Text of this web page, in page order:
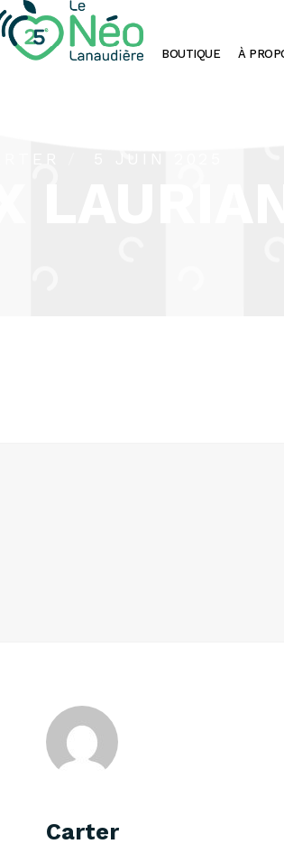
BOUTIQUE À
Carter